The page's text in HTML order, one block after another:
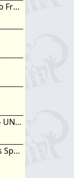
Bundeswettbewerb Fremdsprachen
Brücken schlagen - UNESCO Projekttag 2026
Abios Amigos -alles Spanisch oder was